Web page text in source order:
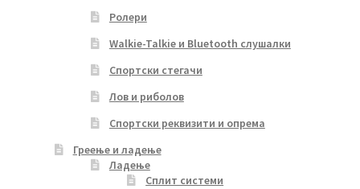
Ролери
Walkie-Talkie и Bluetooth слушалки
Спортски стегачи
Лов и риболов
Спортски реквизити и опрема
Греење и ладење
Ладење
Сплит системи